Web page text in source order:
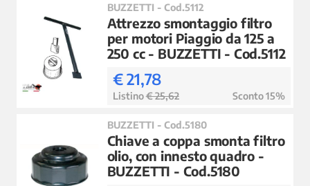
BUZZETTI - Cod.5112
Attrezzo smontaggio filtro
per motori Piaggio da 125 a
250 cc - BUZZETTI - Cod.5112
€ 21,78
Listino€ 25,62 Sconto 15%
BUZZETTI - Cod.5180
Chiave a coppa smonta filtro
olio, con innesto quadro -
BUZZETTI - Cod.5180